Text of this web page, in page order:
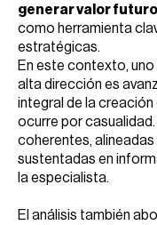
generar valor
como herramienta
estratégicas.
En este contexto,
alta dirección es
integral de la creación
ocurre por
coherentes,
sustentadas en
la especialista.
El análisis también